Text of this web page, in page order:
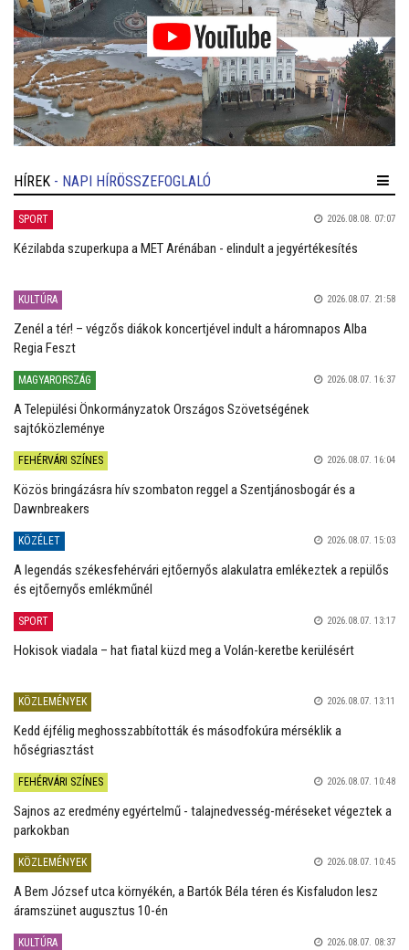
HÍREK - NAPI HÍRÖSSZEFOGLALÓ
SPORT 2026.08.08. 07:07
Kézilabda szuperkupa a MET Arénában - elindult a jegyértékesítés
KULTÚRA 2026.08.07. 21:58
Zenél a tér! – végzős diákok koncertjével indult a háromnapos Alba
Regia Feszt
MAGYARORSZÁG 2026.08.07. 16:37
A Települési Önkormányzatok Országos Szövetségének
sajtóközleménye
FEHÉRVÁRI SZÍNES 2026.08.07. 16:04
Közös bringázásra hív szombaton reggel a Szentjánosbogár és a
Dawnbreakers
KÖZÉLET 2026.08.07. 15:03
A legendás székesfehérvári ejtőernyős alakulatra emlékeztek a repülős
és ejtőernyős emlékműnél
SPORT 2026.08.07. 13:17
Hokisok viadala – hat fiatal küzd meg a Volán-keretbe kerülésért
KÖZLEMÉNYEK 2026.08.07. 13:11
Kedd éjfélig meghosszabbították és másodfokúra mérséklik a
hőségriasztást
FEHÉRVÁRI SZÍNES 2026.08.07. 10:48
Sajnos az eredmény egyértelmű - talajnedvesség-méréseket végeztek a
parkokban
KÖZLEMÉNYEK 2026.08.07. 10:45
A Bem József utca környékén, a Bartók Béla téren és Kisfaludon lesz
áramszünet augusztus 10-én
KULTÚRA 2026.08.07. 08:37